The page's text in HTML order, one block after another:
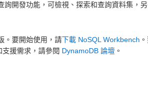
開發功能，可檢視、探索和查詢資料集，
。要開始使用，請下載 NoSQL Workbench
支援需求，請參閱 DynamoDB 論壇 。